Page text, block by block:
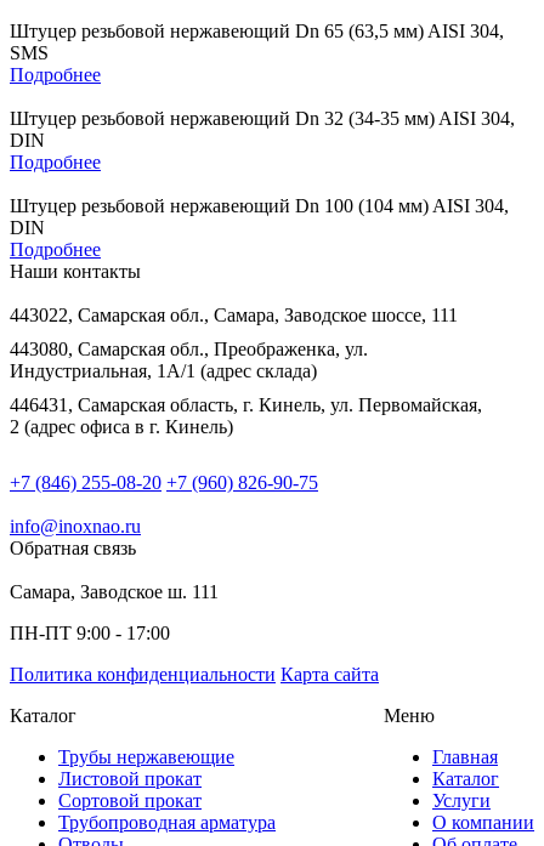
Штуцер резьбовой нержавеющий Dn 65 (63,5 мм) AISI 304,
SMS
Подробнее
Штуцер резьбовой нержавеющий Dn 32 (34-35 мм) AISI 304,
DIN
Подробнее
Штуцер резьбовой нержавеющий Dn 100 (104 мм) AISI 304,
DIN
Подробнее
Наши контакты
443022, Самарская обл., Самара, Заводское шоссе, 111
443080, Самарская обл., Преображенка, ул.
Индустриальная, 1А/1 (адрес склада)
446431, Самарская область, г. Кинель, ул. Первомайская,
2 (адрес офиса в г. Кинель)
+7 (846) 255-08-20 +7 (960) 826-90-75
info@inoxnao.ru
Обратная связь
Самара, Заводское ш. 111
ПН-ПТ 9:00 - 17:00
Политика конфиденциальности Карта сайта
Каталог
Трубы нержавеющие
Листовой прокат
Сортовой прокат
Трубопроводная арматура
Меню
Главная
Каталог
Услуги
О компании